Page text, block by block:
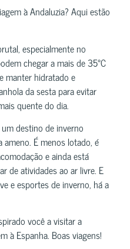
à Andaluzia? Aqui estão
especialmente no
chegar a mais de 35°C
manter hidratado e
da sesta para evitar
quente do dia.
destino de inverno
É menos lotado, é
e ainda está
de atividades ao ar livre. E
e esportes de inverno, há a
você a visitar a
à Espanha. Boas viagens!